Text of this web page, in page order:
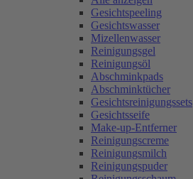
Gesichtspeeling
Gesichtswasser
Mizellenwasser
Reinigungsgel
Reinigungsöl
Abschminkpads
Abschminktücher
Gesichtsreinigungssets
Gesichtsseife
Make-up-Entferner
Reinigungscreme
Reinigungsmilch
Reinigungspuder